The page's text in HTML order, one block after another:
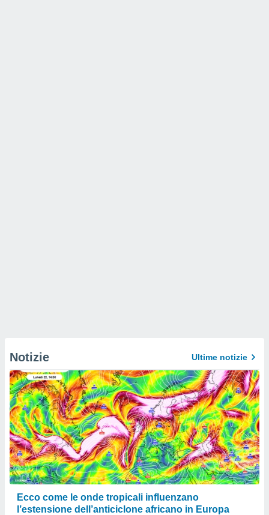
Notizie Ultime notizie
Ecco come le onde tropicali influenzano
l’estensione dell’anticiclone africano in Europa